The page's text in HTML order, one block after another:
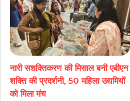
नारी सशक्तिकरण की मिसाल बनी एबीएन
शक्ति की प्रदर्शनी, 50 महिला उद्यमियों
को मिला मंच